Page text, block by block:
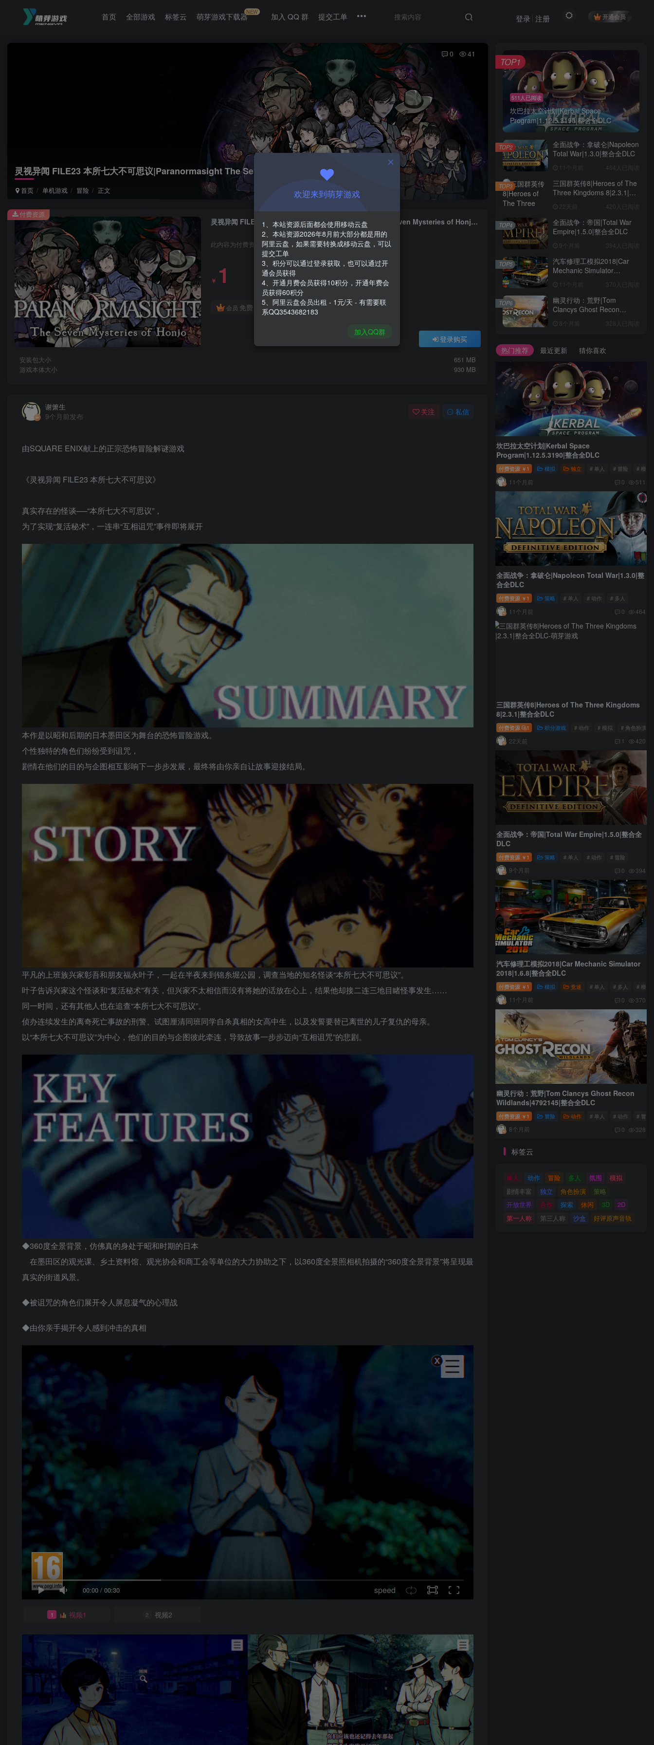
首页 全部游戏 标签云 萌芽游戏下载器NEW 加入 QQ 群 提交工单 开通会员
登录 注册
灵视异闻 FILE23 本所七大不可思议|Paranormasight The Seven Mysteries of Honjo|1.2
首页 单机游戏 冒险 正文
0 41
灵视异闻 FILE23 本所七大不可思议|Paranormasight The Seven Mysteries of Honjo|1.2
此内容为付费资源，请付费后查看
￥ 1
会员 免费
登录购买
安装包大小
651 MB
游戏本体大小
930 MB
付费资源
谢箫生
9个月前发布
关注 私信
由SQUARE ENIX献上的正宗恐怖冒险解谜游戏
《灵视异闻 FILE23 本所七大不可思议》
真实存在的怪谈──“本所七大不可思议”，
为了实现“复活秘术”，一连串“互相诅咒”事件即将展开
本作是以昭和后期的日本墨田区为舞台的恐怖冒险游戏。
个性独特的角色们纷纷受到诅咒，
剧情在他们的目的与企图相互影响下一步步发展，最终将由你亲自让故事迎接结局。
平凡的上班族兴家彰吾和朋友福永叶子，一起在半夜来到锦糸堀公园，调查当地的知名怪谈“本所七大不可思议”。
叶子告诉兴家这个怪谈和“复活秘术”有关，但兴家不太相信而没有将她的话放在心上，结果他却接二连三地目睹怪事发生……
同一时间，还有其他人也在追查“本所七大不可思议”。
侦办连续发生的离奇死亡事故的刑警、试图厘清同班同学自杀真相的女高中生，以及发誓要替已离世的儿子复仇的母亲。
以“本所七大不可思议”为中心，他们的目的与企图彼此牵连，导致故事一步步迈向“互相诅咒”的悲剧。
◆360度全景背景，仿佛真的身处于昭和时期的日本
在墨田区的观光课、乡土资料馆、观光协会和商工会等单位的大力协助之下，以360度全景照相机拍摄的“360度全景背景”将呈现最
真实的街道风景。
◆被诅咒的角色们展开令人屏息凝气的心理战
◆由你亲手揭开令人感到冲击的真相
00:00 / 00:30 speed
1 视频1 2 视频2
511人已阅读
坎巴拉太空计划|Kerbal Space
Program|1.12.5.3190|整合全DLC
TOP1
全面战争：拿破仑|Napoleon
Total War|1.3.0|整合全DLC
11个月前 464人已阅读
TOP2
三国群英传8|Heroes of The
Three Kingdoms 8|2.3.1|整
22天前 420人已阅读
TOP3
全面战争：帝国|Total War
Empire|1.5.0|整合全DLC
9个月前 394人已阅读
TOP4
汽车修理工模拟2018|Car
Mechanic Simulator
11个月前 370人已阅读
TOP5
幽灵行动：荒野|Tom
Clancys Ghost Recon
DLC8个月前 328人已阅读
TOP6
热门推荐 最近更新 猜你喜欢
坎巴拉太空计划|Kerbal Space
Program|1.12.5.3190|整合全DLC
付费资源 ￥ 1 模拟 独立 # 单人 # 冒险 # 模拟
11个月前 0 511
全面战争：拿破仑|Napoleon Total War|1.3.0|整
合全DLC
付费资源 ￥ 1 策略 # 单人 # 动作 # 多人
11个月前 0 464
三国群英传8|Heroes of The Three Kingdoms
8|2.3.1|整合全DLC
付费资源 1 积分游戏 # 动作 # 模拟 # 角色扮演
22天前 1 420
全面战争：帝国|Total War Empire|1.5.0|整合全
DLC
付费资源 ￥ 1 策略 # 单人 # 动作 # 冒险
9个月前 0 394
汽车修理工模拟2018|Car Mechanic Simulator
2018|1.6.8|整合全DLC
付费资源 ￥ 1 模拟 竞速 # 单人 # 多人 # 模拟
11个月前 0 370
幽灵行动：荒野|Tom Clancys Ghost Recon
Wildlands|4792145|整合全DLC
付费资源 ￥ 1 冒险 动作 # 单人 # 动作 # 冒险
8个月前 0 328
标签云
单人 动作 冒险 多人 氛围
模拟
剧情丰富
独立 角色扮演
策略
开放世界
合作 探索 休闲 3D
2D
第一人称
第三人称 沙盒 好评原声音轨
欢迎来到萌芽游戏
1、本站资源后面都会使用移动云盘
2、本站资源2026年8月前大部分都是用的
阿里云盘，如果需要转换成移动云盘，可以
提交工单
3、积分可以通过登录获取，也可以通过开
通会员获得
4、开通月费会员获得10积分，开通年费会
员获得60积分
5、阿里云盘会员出租 - 1元/天 - 有需要联
系QQ3543682183
加入QQ群